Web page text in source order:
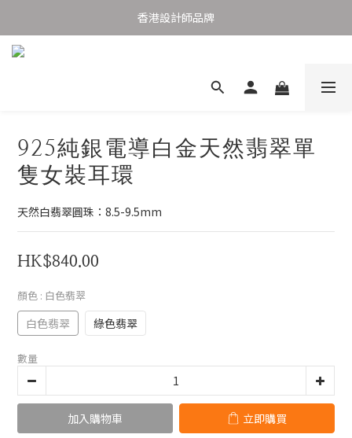
購物滿港幣1,000元香港及澳門免運費
香港設計師品牌
925純銀電導白金天然翡翠單
隻女裝耳環
天然白翡翠圓珠：8.5-9.5mm
HK$840.00
顏色 : 白色翡翠
白色翡翠 綠色翡翠
數量
加入購物車 立即購買